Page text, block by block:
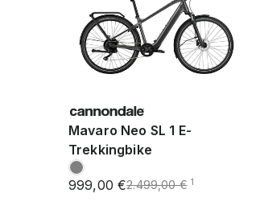
Mavaro Neo SL 1 E-
Trekkingbike
999,00 €2.499,00 € 1